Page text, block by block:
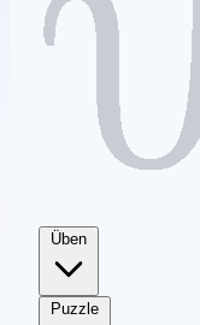
Üben
Puzzle